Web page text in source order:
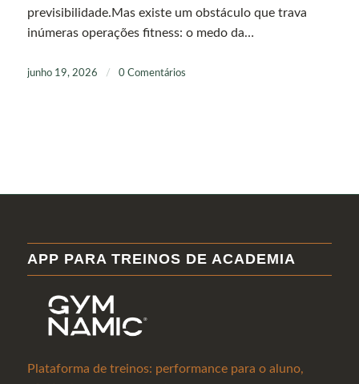
previsibilidade.Mas existe um obstáculo que trava
inúmeras operações fitness: o medo da…
junho 19, 2026 / 0 Comentários
APP PARA TREINOS DE ACADEMIA
Plataforma de treinos: performance para o aluno,